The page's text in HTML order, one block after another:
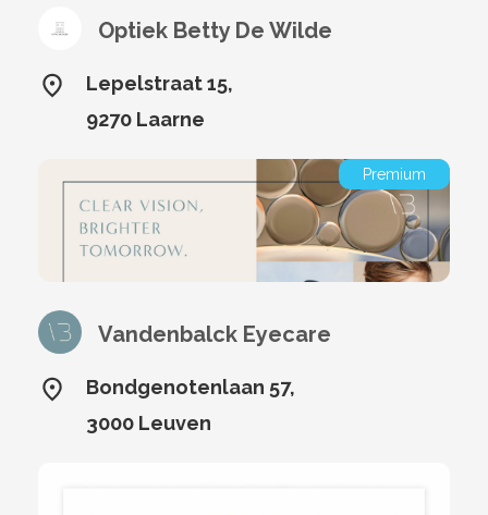
Optiek Betty De Wilde
Lepelstraat 15,
9270 Laarne
Premium
Vandenbalck Eyecare
Bondgenotenlaan 57,
3000 Leuven